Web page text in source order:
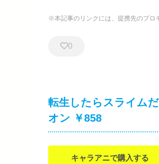
※本記事のリンクには、提携先のプロ
0
転生したらスライム
オン ￥858
キャラアニで購入する